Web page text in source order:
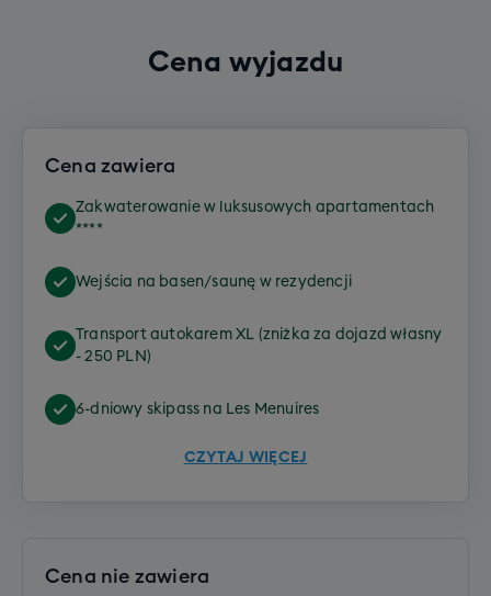
Cena wyjazdu
Cena zawiera
Zakwaterowanie w luksusowych apartamentach
****
Wejścia na basen/saunę w rezydencji
Transport autokarem XL (zniżka za dojazd własny
- 250 PLN)
6-dniowy skipass na Les Menuires
CZYTAJ WIĘCEJ
Cena nie zawiera